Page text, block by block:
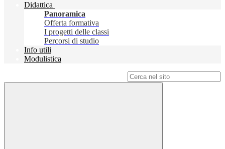
Didattica
Panoramica
Offerta formativa
I progetti delle classi
Percorsi di studio
Info utili
Modulistica